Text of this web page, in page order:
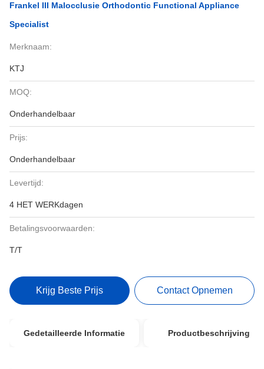
Frankel III Malocclusie Orthodontic Functional Appliance
Specialist
Merknaam:
KTJ
MOQ:
Onderhandelbaar
Prijs:
Onderhandelbaar
Levertijd:
4 HET WERKdagen
Betalingsvoorwaarden:
T/T
Krijg Beste Prijs Contact Opnemen
Gedetailleerde Informatie Productbeschrijving